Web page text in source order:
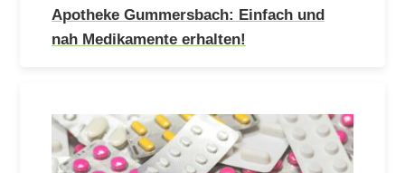
Apotheke Gummersbach: Einfach und
nah Medikamente erhalten!